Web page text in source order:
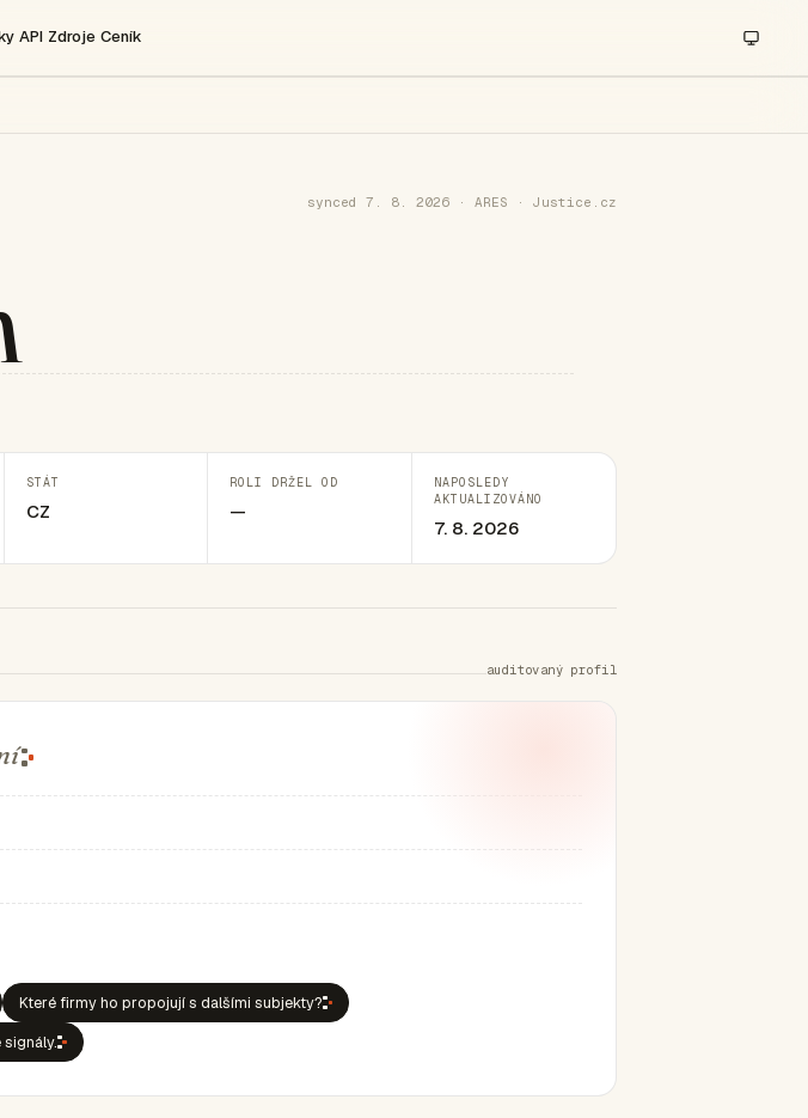
API Zdroje Ceník
synced 7. 8. 2026 · ARES · Justice.cz
STÁT
CZ
ROLI DRŽEL OD
—
NAPOSLEDY
AKTUALIZOVÁNO
7. 8. 2026
auditovaný profil
Které firmy ho propojují s dalšími subjekty?